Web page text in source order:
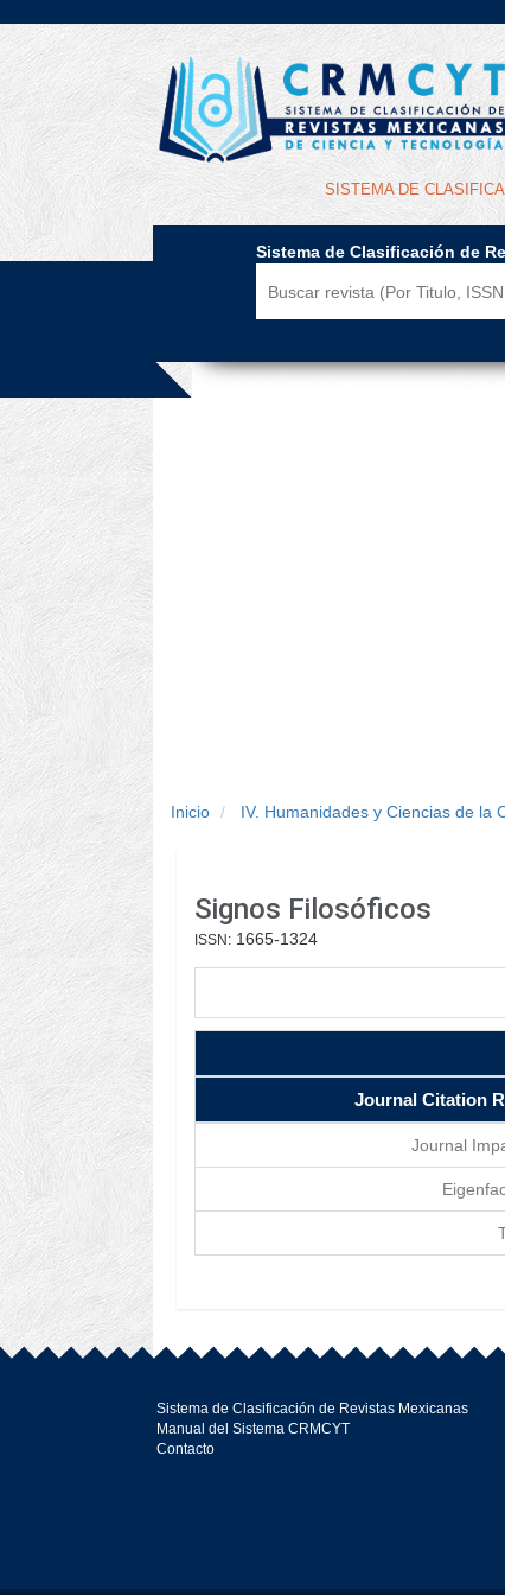
SISTEMA DE
Sistema de Clasificación de
Inicio IV. Humanidades y Ciencias de la
Signos Filosóficos
ISSN: 1665-1324
Journal Citation
Journal
Sistema de Clasificación de Revistas Mexicanas
Manual del Sistema CRMCYT
Contacto